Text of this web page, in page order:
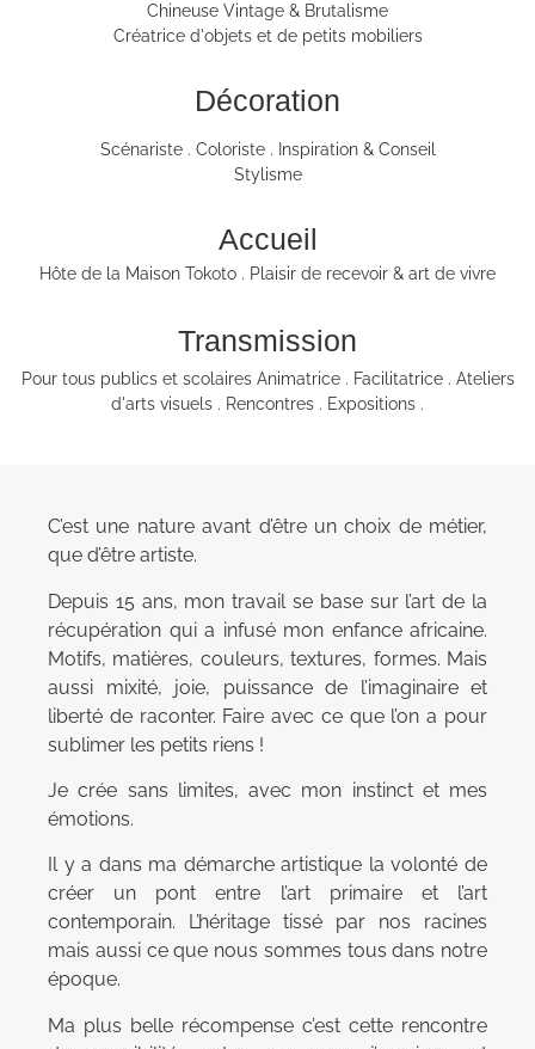
Chineuse Vintage & Brutalisme
Créatrice d'objets et de petits mobiliers
Décoration
Scénariste . Coloriste . Inspiration & Conseil
Stylisme
Accueil
Hôte de la Maison Tokoto . Plaisir de recevoir & art de vivre
Transmission
Pour tous publics et scolaires Animatrice . Facilitatrice . Ateliers
d'arts visuels . Rencontres . Expositions .
C’est une nature avant d’être un choix de métier,
que d’être artiste.
Depuis 15 ans, mon travail se base sur l’art de la
récupération qui a infusé mon enfance africaine.
Motifs, matières, couleurs, textures, formes. Mais
aussi mixité, joie, puissance de l’imaginaire et
liberté de raconter. Faire avec ce que l’on a pour
sublimer les petits riens !
Je crée sans limites, avec mon instinct et mes
émotions.
Il y a dans ma démarche artistique la volonté de
créer un pont entre l’art primaire et l’art
contemporain. L’héritage tissé par nos racines
mais aussi ce que nous sommes tous dans notre
époque.
Ma plus belle récompense c’est cette rencontre